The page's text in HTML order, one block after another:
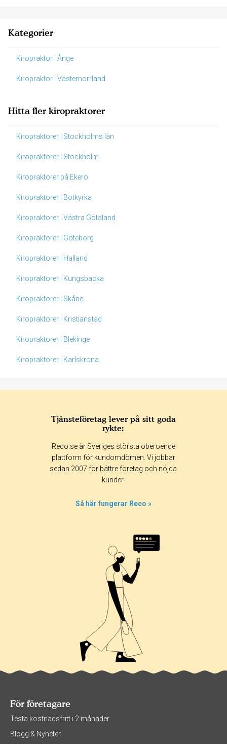
Kategorier
Kiropraktor i Ånge
Kiropraktor i Västernorrland
Hitta fler kiropraktorer
Kiropraktorer i Stockholms län
Kiropraktorer i Stockholm
Kiropraktorer på Ekerö
Kiropraktorer i Botkyrka
Kiropraktorer i Västra Götaland
Kiropraktorer i Göteborg
Kiropraktorer i Halland
Kiropraktorer i Kungsbacka
Kiropraktorer i Skåne
Kiropraktorer i Kristianstad
Kiropraktorer i Blekinge
Kiropraktorer i Karlskrona
Betyg & tidpunkt:
365 dagar 90 dagar
30 dagar
Tjänsteföretag lever på sitt goda
rykte:
Reco.se är Sveriges största oberoende
plattform för kundomdömen. Vi jobbar
sedan 2007 för bättre företag och nöjda
kunder.
Så här fungerar Reco »
För företagare
Testa kostnadsfritt i 2 månader
Blogg & Nyheter